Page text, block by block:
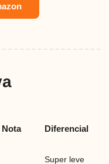
Nota Diferencial
Super leve